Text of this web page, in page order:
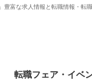
富な求人情報と転職情報・転
転職フェア・イベ